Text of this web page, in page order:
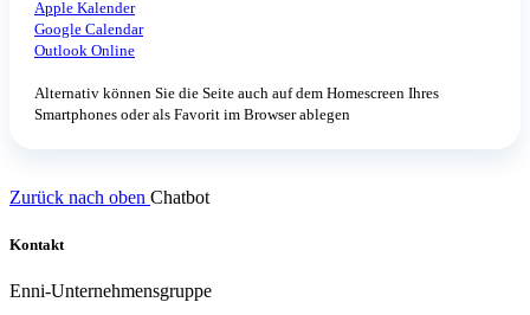
Apple Kalender
Google Calendar
Outlook Online
Alternativ können Sie die Seite auch auf dem Homescreen Ihres
Smartphones oder als Favorit im Browser ablegen
Zurück nach oben Chatbot
Kontakt
Enni-Unternehmensgruppe